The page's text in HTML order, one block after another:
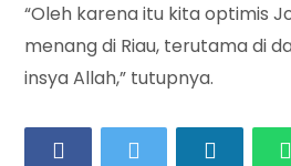
“Oleh karena itu kita optimis
menang di Riau, terutama di
insya Allah,” tutupnya.